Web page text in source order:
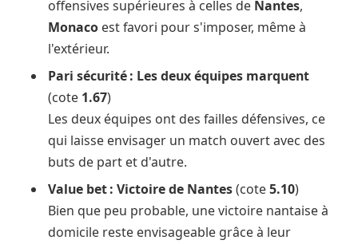
offensives supérieures à celles de Nantes,
Monaco est favori pour s'imposer, même à
l'extérieur.
Pari sécurité : Les deux équipes marquent
(cote 1.67)
Les deux équipes ont des failles défensives, ce
qui laisse envisager un match ouvert avec des
buts de part et d'autre.
Value bet : Victoire de Nantes(cote5.10)
Bien que peu probable, une victoire nantaise à
domicile reste envisageable grâce à leur